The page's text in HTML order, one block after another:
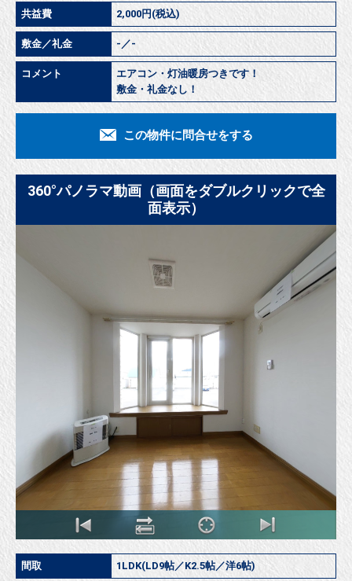
共益費 2,000円(税込)
敷金／礼金 -／-
コメント
エアコン・灯油暖房つきです！
敷金・礼金なし！
この物件に問合せをする
360°パノラマ動画（画面をダブルクリックで全
面表示）
間取 1LDK(LD9帖／K2.5帖／洋6帖)